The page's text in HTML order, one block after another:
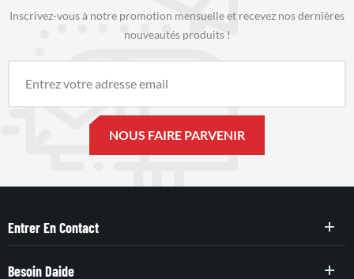
Inscrivez-vous à notre promotion mensuelle et recevez nos dernières
nouveautés produits !
Entrer En Contact
Besoin Daide